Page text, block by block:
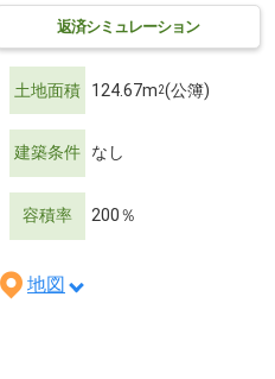
返済シミュレーション
土地面積 124.67m2(公簿)
建築条件 なし
容積率 200％
地図